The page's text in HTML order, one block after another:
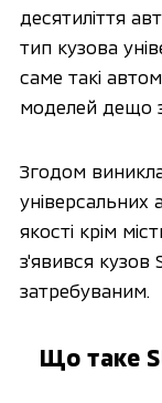
десятиліття
тип кузова
саме такі
моделей дещо
Згодом
якості крім
з'явився кузов
затребуваним.
Що таке